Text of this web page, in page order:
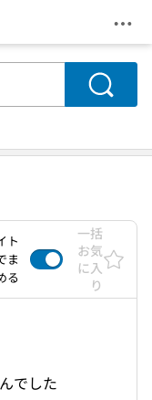
メ
検索
ト
ま
る
一括
お気
に入
り
でした